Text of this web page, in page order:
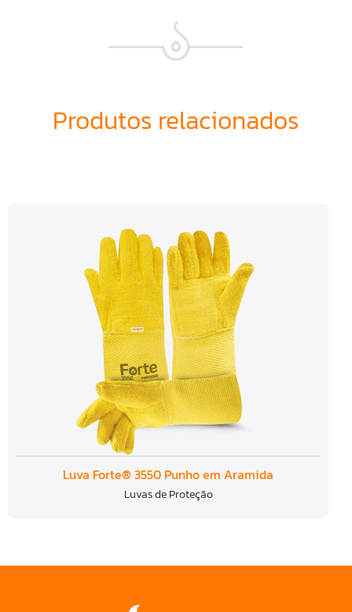
Produtos relacionados
Luva Forte® 3550 Punho em Aramida
Luvas de Proteção